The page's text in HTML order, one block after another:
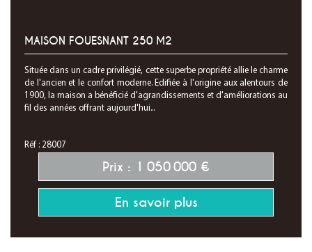
MAISON FOUESNANT 250 M2
Située dans un cadre privilégié, cette superbe propriété allie le charme
de l'ancien et le confort moderne. Edifiée à l'origine aux alentours de
1900, la maison a bénéficié d'agrandissements et d'améliorations au
fil des années offrant aujourd'hui...
Réf : 28007
Prix : 1 050 000 €
En savoir plus